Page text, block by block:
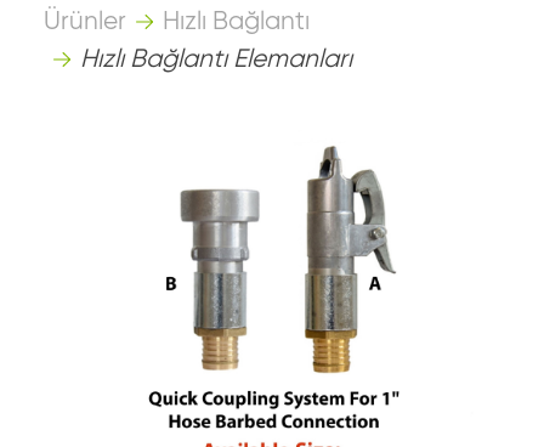
Ürünler
Hızlı Bağlantı
Hızlı Bağlantı Elemanları